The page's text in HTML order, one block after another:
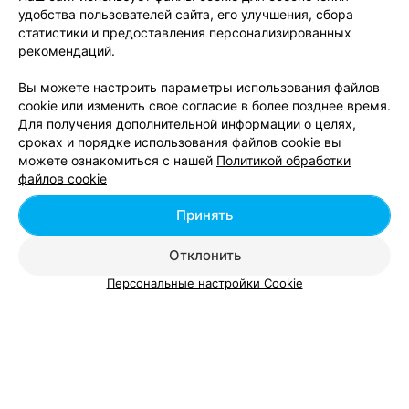
Курсы подготовки к ЦТ по химии в р-не
Фрунзенский в Минске
Добавить компанию
Добавить специалиста
удобства пользователей сайта, его улучшения, сбора
статистики и предоставления персонализированных
рекомендаций.
Вы можете настроить параметры использования файлов
cookie или изменить свое согласие в более позднее время.
Для получения дополнительной информации о целях,
сроках и порядке использования файлов cookie вы
можете ознакомиться с нашей Политикой обработки
файлов cookie
Отклонить
Принять
Персональные настройки Cookie